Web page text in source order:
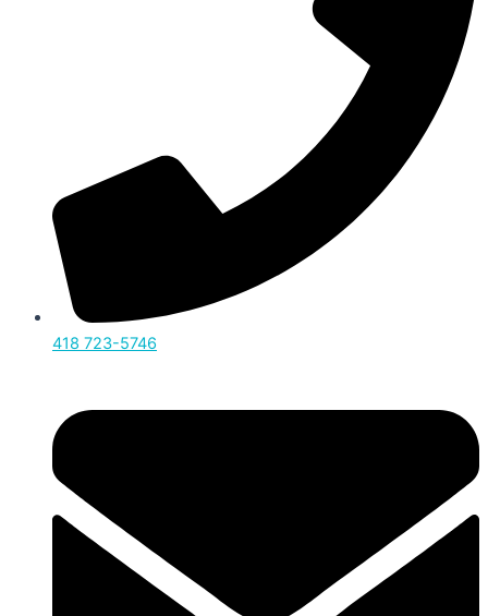
418 723-5746